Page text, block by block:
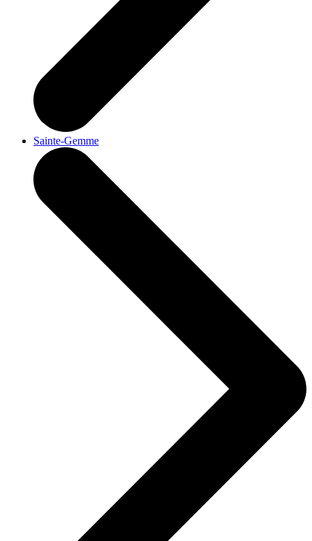
Sainte-Gemme